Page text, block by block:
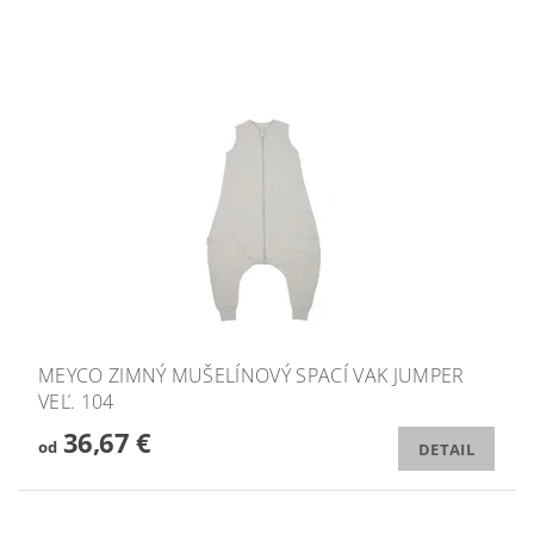
MEYCO ZIMNÝ MUŠELÍNOVÝ SPACÍ VAK JUMPER
VEĽ. 104
od36,67 € DETAIL